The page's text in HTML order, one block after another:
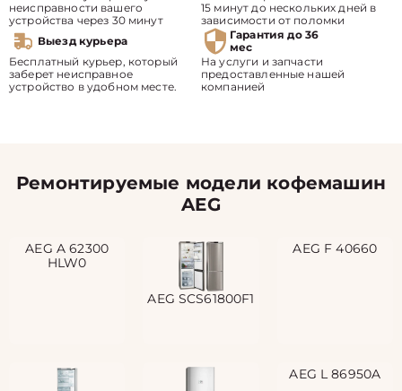
неисправности вашего
устройства через 30 минут
15 минут до нескольких дней в
зависимости от поломки
Выезд курьера
Бесплатный курьер, который
заберет неисправное
устройство в удобном месте.
Гарантия до 36
мес
На услуги и запчасти
предоставленные нашей
компанией
Ремонтируемые модели кофемашин
AEG
AEG A 62300
HLW0
AEG SCS61800F1
AEG F 40660
AEG L 86950A